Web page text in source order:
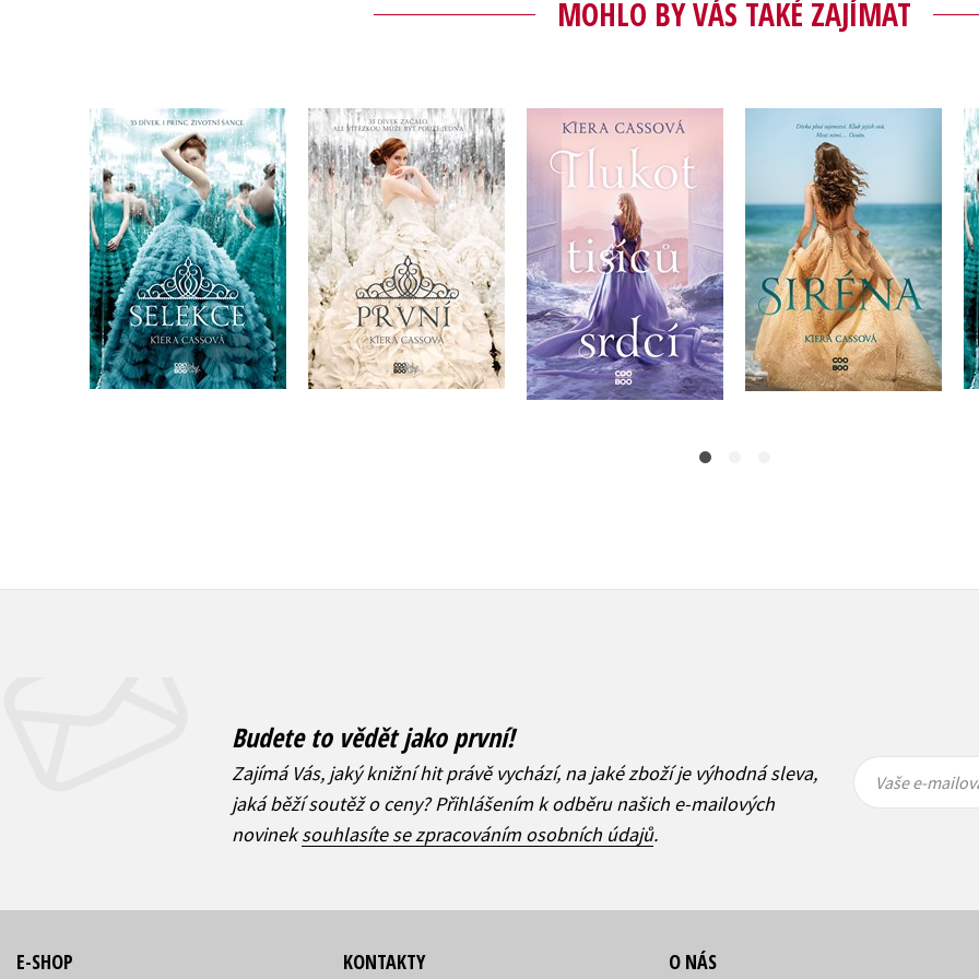
MOHLO BY VÁS TAKÉ ZAJÍMAT
Selekce
Kiera Cass
Do košíku
399 Kč
319 Kč
První
Kiera Cass
Do košíku
369 Kč
295 Kč
Tlukot tisíců srdcí
Kiera Cass
Do košíku
449 Kč
359 Kč
Siréna
Kiera Cass
Do košíku
349 Kč
279 Kč
Budete to vědět jako první!
Zajímá Vás, jaký knižní hit právě vychází, na jaké zboží je výhodná sleva,
jaká běží soutěž o ceny? Přihlášením k odběru našich e-mailových
novineksouhlasíte se zpracováním osobních údajů.
mailová
mailová
Vaše e-
E-SHOP KONTAKTY O NÁS